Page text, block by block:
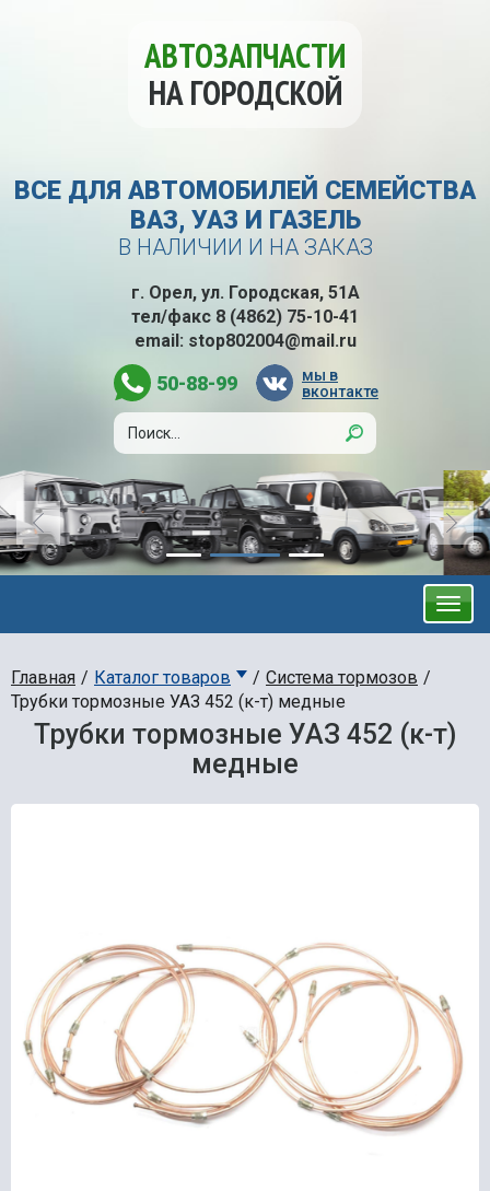
АВТОЗАПЧАСТИ
НА ГОРОДСКОЙ
ВСЕ ДЛЯ АВТОМОБИЛЕЙ СЕМЕЙСТВА
ВАЗ, УАЗ И ГАЗЕЛЬ
В НАЛИЧИИ И НА ЗАКАЗ
г. Орел, ул. Городская, 51А
тел/факс 8 (4862) 75-10-41
email: stop802004@mail.ru
50-88-99
мы в
вконтакте
Главная Каталог товаров
Система тормозов
Трубки тормозные УАЗ 452 (к-т) медные
Трубки тормозные УАЗ 452 (к-т)
медные